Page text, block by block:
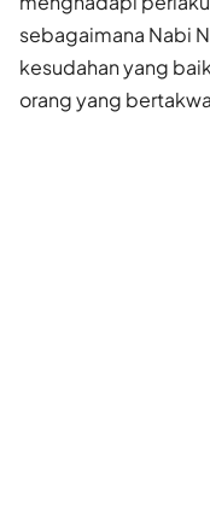
sebagaimana Nabi
kesudahan yang
orang yang